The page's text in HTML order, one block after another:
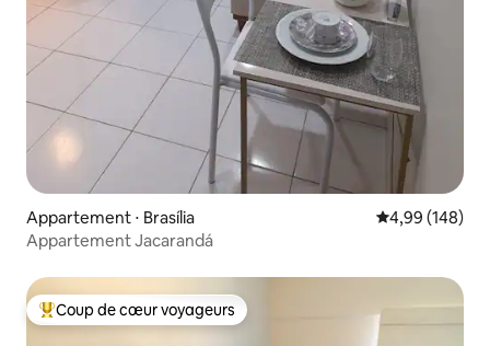
Appartement ⋅ Brasília Évaluation
4,99 (148)
Appartement Jacarandá
Coups de cœur voyageurs les plus appréciés
Coup de cœur voyageurs